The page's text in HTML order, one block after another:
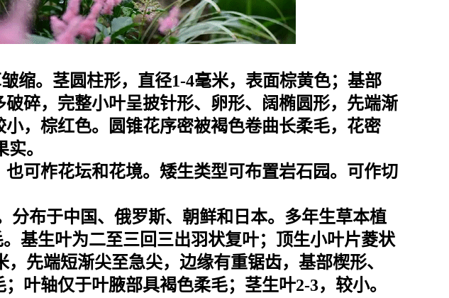
缩。茎圆柱形，直径1-4毫米，表面棕黄色；基部
碎，完整小叶呈披针形、卵形、阔椭圆形，先端渐
，棕红色。圆锥花序密被褐色卷曲长柔毛，花密
。
可柞花坛和花境。矮生类型可布置岩石园。可作切
布于中国、俄罗斯、朝鲜和日本。 多年生草本植
基生叶为二至三回三出羽状复叶；顶生小叶片菱状
先端短渐尖至急尖，边缘有重锯齿，基部楔形、
叶轴仅于叶腋部具褐色柔毛；茎生叶2-3，较小。